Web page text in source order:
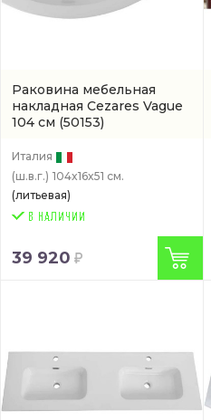
Раковина мебельная
накладная Cezares Vague
104 см (50153)
Италия
(ш.в.г.) 104x16x51 см.
(литьевая)
39 920